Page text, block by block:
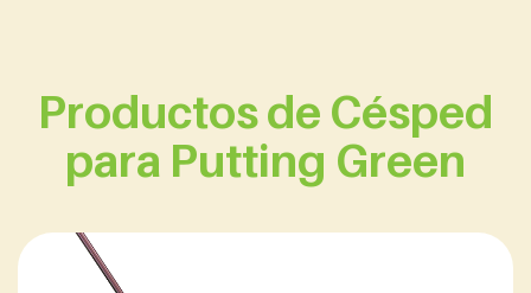
Productos de Césped
para Putting Green